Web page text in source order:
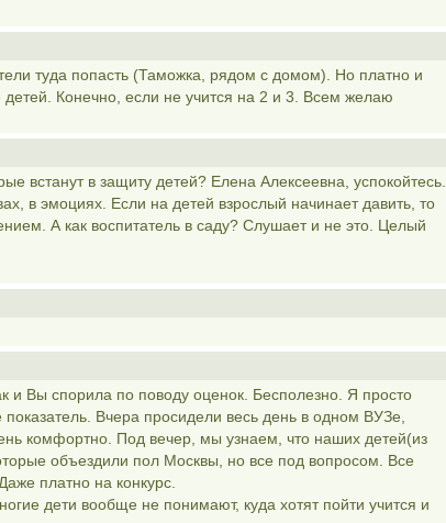
туда попасть (Таможка, рядом с домом). Но платно и
Конечно, если не учится на 2 и 3. Всем желаю
встанут в защиту детей? Елена Алексеевна, успокойтесь.
в эмоциях. Если на детей взрослый начинает давить, то
А как воспитатель в саду? Слушает и не это. Целый
и Вы спорила по поводу оценок. Бесполезно. Я просто
Вчера просидели весь день в одном ВУЗе,
комфортно. Под вечер, мы узнаем, что наших детей(из
объездили пол Москвы, но все под вопросом. Все
платно на конкурс.
дети вообще не понимают, куда хотят пойти учится и